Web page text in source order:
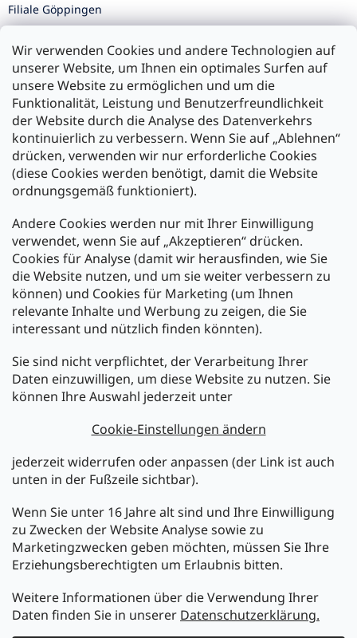
Wir verwenden Cookies und andere Technologien auf
unserer Website, um Ihnen ein optimales Surfen auf
unsere Website zu ermöglichen und um die
Funktionalität, Leistung und Benutzerfreundlichkeit
der Website durch die Analyse des Datenverkehrs
kontinuierlich zu verbessern. Wenn Sie auf „Ablehnen“
drücken, verwenden wir nur erforderliche Cookies
(diese Cookies werden benötigt, damit die Website
ordnungsgemäß funktioniert).
Andere Cookies werden nur mit Ihrer Einwilligung
verwendet, wenn Sie auf „Akzeptieren“ drücken.
Cookies für Analyse (damit wir herausfinden, wie Sie
die Website nutzen, und um sie weiter verbessern zu
können) und Cookies für Marketing (um Ihnen
relevante Inhalte und Werbung zu zeigen, die Sie
interessant und nützlich finden könnten).
Sie sind nicht verpflichtet, der Verarbeitung Ihrer
Daten einzuwilligen, um diese Website zu nutzen. Sie
können Ihre Auswahl jederzeit unter
Cookie-Einstellungen ändern
jederzeit widerrufen oder anpassen (der Link ist auch
unten in der Fußzeile sichtbar).
Wenn Sie unter 16 Jahre alt sind und Ihre Einwilligung
zu Zwecken der Website Analyse sowie zu
Marketingzwecken geben möchten, müssen Sie Ihre
Erziehungsberechtigten um Erlaubnis bitten.
Weitere Informationen über die Verwendung Ihrer
Daten finden Sie in unserer Datenschutzerklärung.
Filiale Göppingen
Filiale Ulm
Zahlung und Versand
Versand mit:
Zahlarten:
Newsletter abonnieren
Legen Sie Ihre E-Mail ein und wir werden Ihnen Informationen
über neue Produkte in unserem E-Shop zusenden.
E-Mail
Melden Sie sich jetzt für den mükra Newsletter an,
kostenlos und jederzeit kündbar! Mit der Anmeldung zum
Newsletter bestätigen Sie Ihr Einverständnis mit der
Datenschutzerklärung.
ANMELDEN